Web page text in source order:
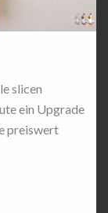
slicen
ein Upgrade
preiswert